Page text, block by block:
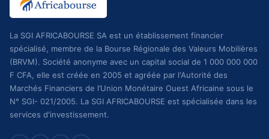
La SGI AFRICABOURSE SA est un établissement financier
spécialisé, membre de la Bourse Régionale des Valeurs Mobilières
(BRVM). Société anonyme avec un capital social de 1 000 000 000
F CFA, elle est créée en 2005 et agréée par l'Autorité des
Marchés Financiers de l’Union Monétaire Ouest Africaine sous le
N° SGI- 021/2005. La SGI AFRICABOURSE est spécialisée dans les
services d'investissement.